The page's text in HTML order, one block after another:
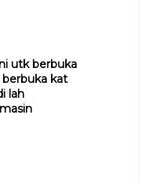
utk berbuka
kat
lah